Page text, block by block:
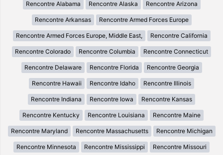
Rencontre Alabama Rencontre Alaska Rencontre Arizona
Rencontre Arkansas Rencontre Armed Forces Europe
Rencontre Armed Forces Europe, Middle East, Rencontre California
Rencontre Colorado Rencontre Columbia Rencontre Connecticut
Rencontre Delaware Rencontre Florida Rencontre Georgia
Rencontre Hawaii Rencontre Idaho Rencontre Illinois
Rencontre Indiana Rencontre Iowa Rencontre Kansas
Rencontre Kentucky Rencontre Louisiana Rencontre Maine
Rencontre Maryland Rencontre Massachusetts Rencontre Michigan
Rencontre Minnesota Rencontre Mississippi Rencontre Missouri